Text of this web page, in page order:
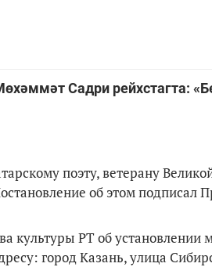
Садри рейхстагта:
поэту, ветерану
об этом
культуры РТ об
город Казань, улица